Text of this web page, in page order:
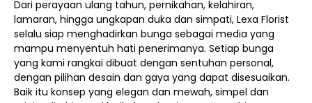
Dari perayaan ulang tahun, pernikahan, kelahiran,
lamaran, hingga ungkapan duka dan simpati, Lexa Florist
selalu siap menghadirkan bunga sebagai media yang
mampu menyentuh hati penerimanya. Setiap bunga
yang kami rangkai dibuat dengan sentuhan personal,
dengan pilihan desain dan gaya yang dapat disesuaikan.
Baik itu konsep yang elegan dan mewah, simpel dan